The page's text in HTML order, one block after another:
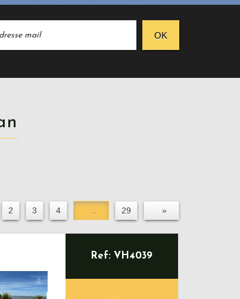
OK
2 3 4 29 »
Ref: VH4039